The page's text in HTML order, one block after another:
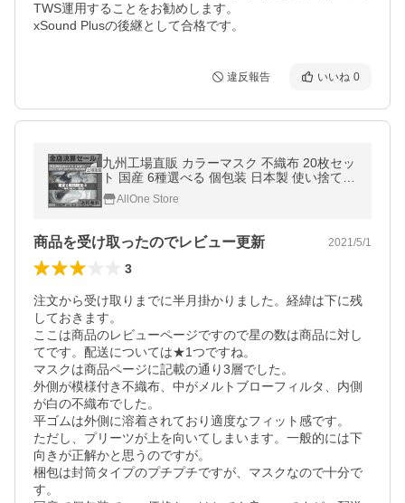
TWS運用することをお勧めします。
xSound Plusの後継として合格です。
違反報告 いいね 0
九州工場直販 カラーマスク 不織布 20枚セッ
ト 国産 6種選べる 個包装 日本製 使い捨て
不織布マスク おしゃれマスク 柄
AllOne Store
商品を受け取ったのでレビュー更新 2021/5/1
3
注文から受け取りまでに半月掛かりました。経緯は下に残
しておきます。
ここは商品のレビューページですので星の数は商品に対し
てです。配送については★1つですね。
マスクは商品ページに記載の通り3層でした。
外側が模様付き不織布、中がメルトブローフィルタ、内側
が白の不織布でした。
平ゴムは外側に溶着されており適度なフィット感です。
ただし、プリーツが上を向いてしまいます。一般的には下
向きが正解かと思うのですが。
梱包は封筒タイプのプチプチですが、マスクなので十分で
す。